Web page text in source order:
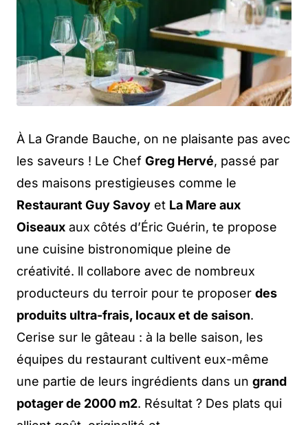
À La Grande Bauche, on ne plaisante pas avec
les saveurs ! Le Chef Greg Hervé, passé par
des maisons prestigieuses comme le
Restaurant Guy Savoy et La Mare aux
Oiseaux aux côtés d’Éric Guérin, te propose
une cuisine bistronomique pleine de
créativité. ll collabore avec de nombreux
producteurs du terroir pour te proposer des
produits ultra-frais, locaux et de saison.
Cerise sur le gâteau : à la belle saison, les
équipes du restaurant cultivent eux-même
une partie de leurs ingrédients dans un grand
potager de 2000 m2. Résultat ? Des plats qui